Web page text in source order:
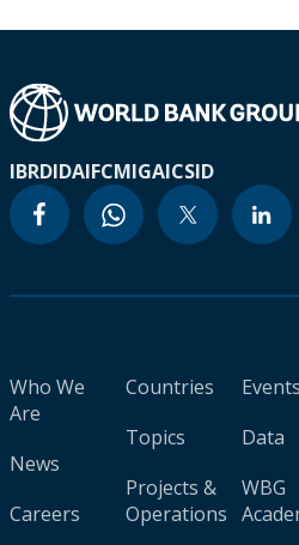
IBRDIDAIFCMIGAICSID
Who We
Are
News
Careers
Countries
Topics
Projects &
Operations
Events
Data
WBG